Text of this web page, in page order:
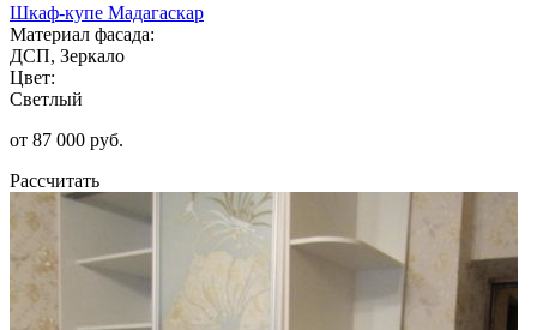
Шкаф-купе Мадагаскар
Материал фасада:
ДСП, Зеркало
Цвет:
Светлый
от 87 000 руб.
Рассчитать